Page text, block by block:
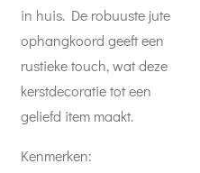
in huis. De robuuste jute
ophangkoord geeft een
rustieke touch, wat deze
kerstdecoratie tot een
geliefd item maakt.
Kenmerken: